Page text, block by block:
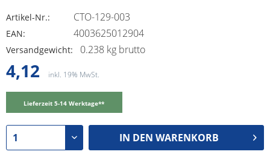
Artikel-Nr.: CTO-129-003
EAN: 4003625012904
Versandgewicht: 0.238 kg brutto
4,12 inkl. 19% MwSt.
Lieferzeit 5-14 Werktage**
IN DEN WARENKORB